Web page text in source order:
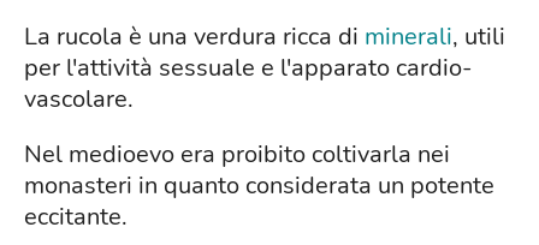
La rucola è una verdura ricca di minerali, utili
per l'attività sessuale e l'apparato cardio-
vascolare.
Nel medioevo era proibito coltivarla nei
monasteri in quanto considerata un potente
eccitante.